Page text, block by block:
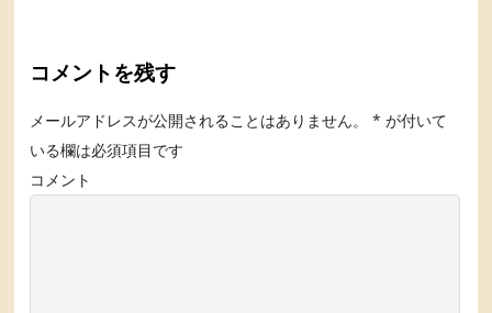
コメントを残す
メールアドレスが公開されることはありません。 * が付いて
いる欄は必須項目です
コメント